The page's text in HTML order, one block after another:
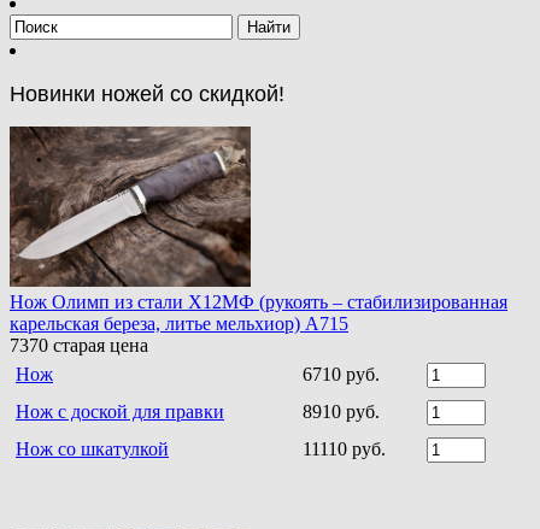
Новинки ножей со скидкой!
Нож Олимп из стали Х12МФ (рукоять – стабилизированная
карельская береза, литье мельхиор) A715
7370 старая цена
Нож
6710 руб.
Нож с доской для правки
8910 руб.
Нож со шкатулкой
11110 руб.